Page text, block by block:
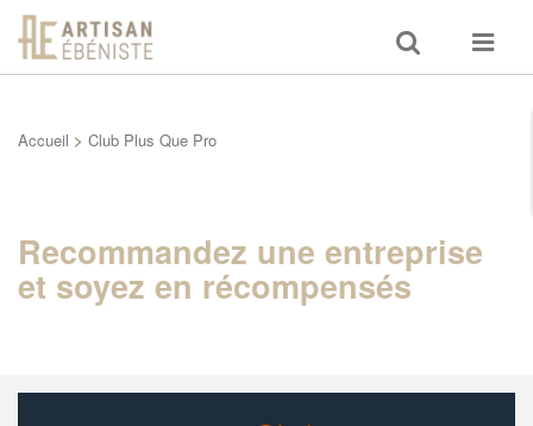
Toggle
search
Toggle
Accueil > Club Plus Que Pro
Recommandez une entreprise
et soyez en récompensés